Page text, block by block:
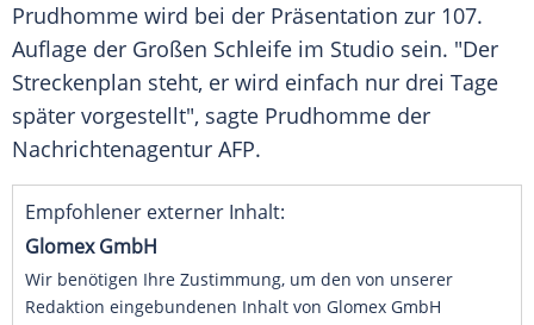
Prudhomme wird bei der Präsentation zur 107.
Auflage der Großen Schleife im Studio sein. "Der
Streckenplan steht, er wird einfach nur drei Tage
später vorgestellt", sagte Prudhomme der
Nachrichtenagentur AFP.
Empfohlener externer Inhalt:
Glomex GmbH
Wir benötigen Ihre Zustimmung, um den von unserer
Redaktion eingebundenen Inhalt von Glomex GmbH